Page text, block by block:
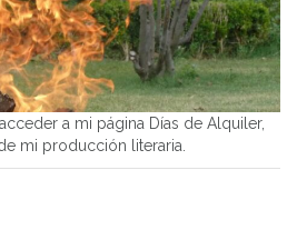
a mi página Días de Alquiler,
mi producción literaria.